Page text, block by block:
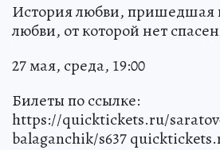
История любви, пришедшая
любви, от которой нет
27 мая, среда, 19:00
Билеты по ссылке:
https://quicktickets.ru/
balaganchik/s637